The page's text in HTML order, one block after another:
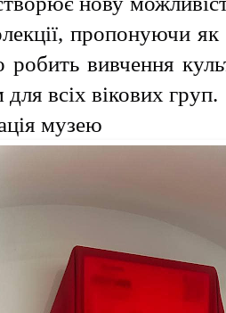
пропонуючи як
робить вивчення
всіх вікових груп.
музею